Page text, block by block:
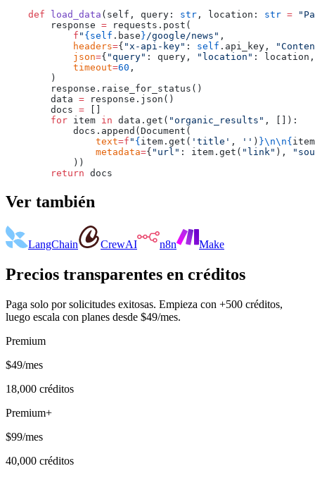
    def
load_data (self, query: str , location: str =
        response
= requests.post(
            f
" {self .base }/google/news" ,
            headers
={ "x-api-key" : self .api_key,
            json
={ "query" : query, "location" :
            timeout
=60 ,
        )
        response.raise_for_status()
        data
= response.json()
        docs
=
        for
item in data.get( "organic_results" , []):
            docs.append(Document(
                text
=f " { item.get( 'title' , '' ) }\n\n{
                metadata
={ "url" : item.get( "link" ),
            ))
        return
docs
Ver también
LangChain CrewAI n8n Make
Precios transparentes en créditos
Paga solo por solicitudes exitosas. Empieza con +500 créditos,
luego escala con planes desde $49/mes.
Premium
$49/mes
18,000 créditos
Premium+
$99/mes
40,000 créditos